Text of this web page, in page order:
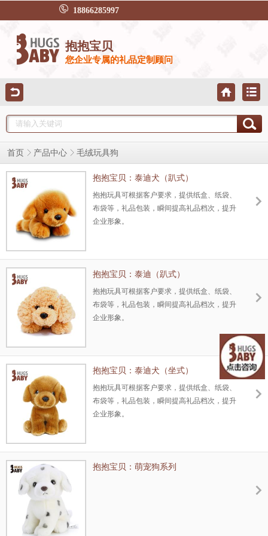
18866285997
抱抱宝贝
您企业专属的礼品定制顾问
首页 产品中心 毛绒玩具狗
抱抱宝贝：泰迪犬（趴式）
抱抱玩具可根据客户要求，提供纸盒、纸袋、
布袋等，礼品包装，瞬间提高礼品档次，提升
企业形象。
抱抱宝贝：泰迪（趴式）
抱抱玩具可根据客户要求，提供纸盒、纸袋、
布袋等，礼品包装，瞬间提高礼品档次，提升
企业形象。
抱抱宝贝：泰迪犬（坐式）
抱抱玩具可根据客户要求，提供纸盒、纸袋、
布袋等，礼品包装，瞬间提高礼品档次，提升
企业形象。
抱抱宝贝：萌宠狗系列